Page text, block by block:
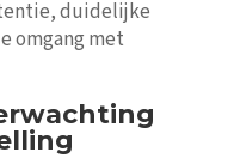
duidelijke
omgang met